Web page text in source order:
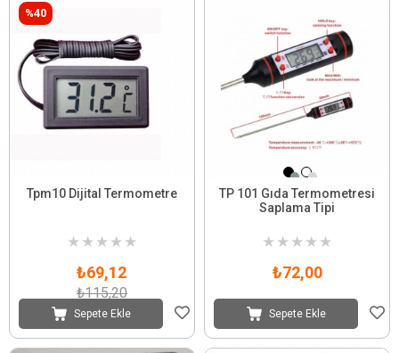
Tpm10 Dijital Termometre
★ ★ ★ ★ ★
₺69,12
₺115,20
Sepete Ekle
%40
TP 101 Gıda Termometresi
Saplama Tipi
★ ★ ★ ★ ★
₺72,00
Sepete Ekle